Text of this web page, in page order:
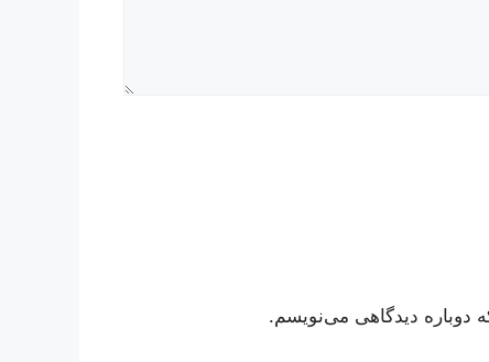
دوباره دیدگاهی می‌نویسم.